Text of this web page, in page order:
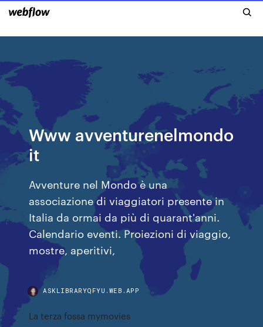
Www avventurenelmondo
it
Avventure nel Mondo è una
associazione di viaggiatori presente in
Italia da ormai da più di quarant'anni.
Calendario eventi. Proiezioni di viaggio,
mostre, aperitivi,
ASKLIBRARYQFYU.WEB.APP
La terza fossa mymovies